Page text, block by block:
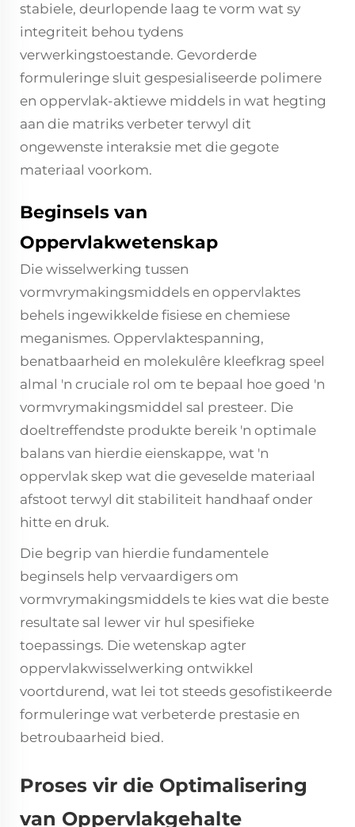
stabiele, deurlopende laag te vorm wat sy
integriteit behou tydens
verwerkingstoestande. Gevorderde
formuleringe sluit gespesialiseerde polimere
en oppervlak-aktiewe middels in wat hegting
aan die matriks verbeter terwyl dit
ongewenste interaksie met die gegote
materiaal voorkom.
Beginsels van
Oppervlakwetenskap
Die wisselwerking tussen
vormvrymakingsmiddels en oppervlaktes
behels ingewikkelde fisiese en chemiese
meganismes. Oppervlaktespanning,
benatbaarheid en molekulêre kleefkrag speel
almal 'n cruciale rol om te bepaal hoe goed 'n
vormvrymakingsmiddel sal presteer. Die
doeltreffendste produkte bereik 'n optimale
balans van hierdie eienskappe, wat 'n
oppervlak skep wat die geveselde materiaal
afstoot terwyl dit stabiliteit handhaaf onder
hitte en druk.
Die begrip van hierdie fundamentele
beginsels help vervaardigers om
vormvrymakingsmiddels te kies wat die beste
resultate sal lewer vir hul spesifieke
toepassings. Die wetenskap agter
oppervlakwisselwerking ontwikkel
voortdurend, wat lei tot steeds gesofistikeerde
formuleringe wat verbeterde prestasie en
betroubaarheid bied.
Proses vir die Optimalisering
van Oppervlakgehalte